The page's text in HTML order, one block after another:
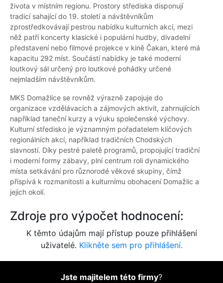
života v místním regionu. Prostory střediska disponují
tradicí sahající do 19. století a návštěvníkům
zprostředkovávají pestrou nabídku kulturních akcí, mezi
něž patří koncerty klasické i populární hudby, divadelní
představení nebo filmové projekce v kině Čakan, které má
kapacitu 292 míst. Součástí nabídky je také moderní
loutkový sál určený pro loutkové pohádky určené
nejmladším návštěvníkům.
MKS Domažlice se rovněž výrazně zapojuje do
organizace vzdělávacích a zájmových aktivit, zahrnujících
například taneční kurzy a výuku společenské výchovy.
Kulturní středisko je významným pořadatelem klíčových
regionálních akcí, například tradičních Chodských
slavností. Díky pestré paletě programů, propojující tradiční
i moderní formy zábavy, plní centrum roli dynamického
místa setkávání pro různorodé věkové skupiny, čímž
přispívá k rozmanitosti a kulturnímu obohacení Domažlic a
jejich okolí.
Zdroje pro výpočet hodnocení:
K těmto údajům mají přístup pouze přihlášení
uživatelé. Klikněte sem pro přihlášení.
Jste majitelem této firmy?